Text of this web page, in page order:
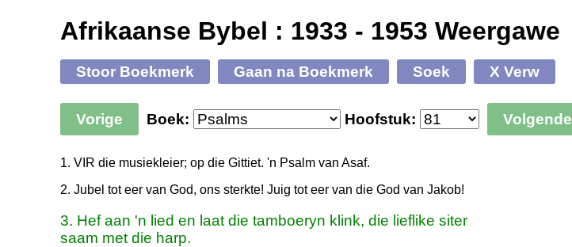
Afrikaanse Bybel : 1933 - 1953 Weergawe
Stoor Boekmerk Gaan na Boekmerk Soek X Verw
Vorige Boek: Hoofstuk: Volgende
1. VIR die musiekleier; op die Gittiet. 'n Psalm van Asaf.
2. Jubel tot eer van God, ons sterkte! Juig tot eer van die God van Jakob!
3. Hef aan 'n lied en laat die tamboeryn klink, die lieflike siter
saam met die harp.